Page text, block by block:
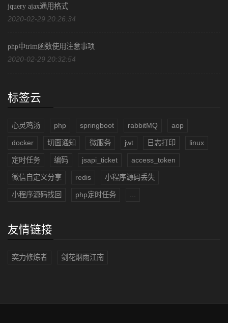
jquery ajax通用格式
2020-02-29 20:26:34
php中trim函数使用注意事项
2020-02-29 20:32:54
标签云
心灵鸡汤 php springboot rabbitMQ aop
docker 切面通知 微服务 jwt 日志打印 linux
定时任务 编码 jsapi_ticket access_token
微信自定义分享 redis 小程序源码丢失
小程序源码找回 php定时任务
友情链接
奕力修炼者 剑花烟雨江南